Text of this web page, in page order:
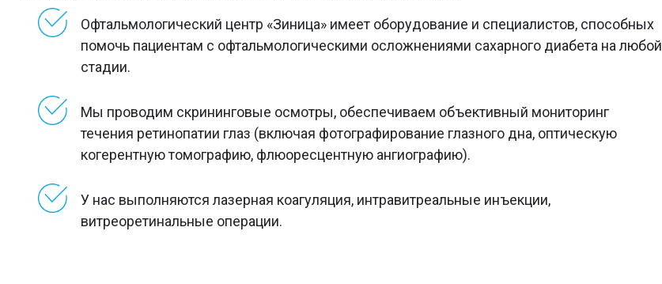
Офтальмологический центр «Зиница» имеет оборудование и специалистов, способных
помочь пациентам с офтальмологическими осложнениями сахарного диабета на любой
стадии.
Мы проводим скрининговые осмотры, обеспечиваем объективный мониторинг
течения ретинопатии глаз (включая фотографирование глазного дна, оптическую
когерентную томографию, флюоресцентную ангиографию).
У нас выполняются лазерная коагуляция, интравитреальные инъекции,
витреоретинальные операции.